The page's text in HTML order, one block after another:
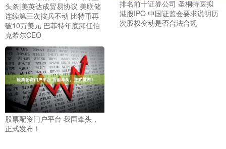
头条|美英达成贸易协议 美联储
连续第三次按兵不动 比特币再
破10万美元 巴菲特年底卸任伯
克希尔CEO
排名前十证券公司 圣桐特医拟
港股IPO 中国证监会要求说明历
次股权变动是否合法合规
股票配资门户平台 我国牵头，
正式发布！